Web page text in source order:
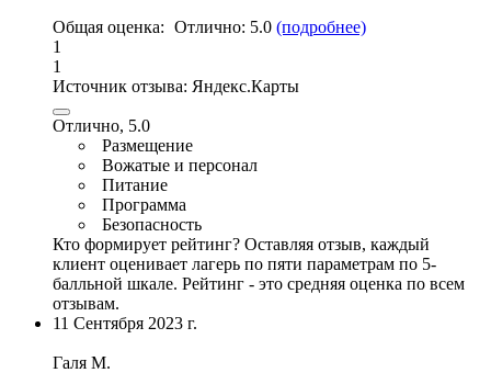
Общая оценка: Отлично: 5.0 (подробнее)
1
1
Источник отзыва: Яндекс.Карты
Отлично, 5.0
Размещение
Вожатые и персонал
Питание
Программа
Безопасность
Кто формирует рейтинг? Оставляя отзыв, каждый
клиент оценивает лагерь по пяти параметрам по 5-
балльной шкале. Рейтинг - это средняя оценка по всем
отзывам.
11 Сентября 2023 г.
Галя М.